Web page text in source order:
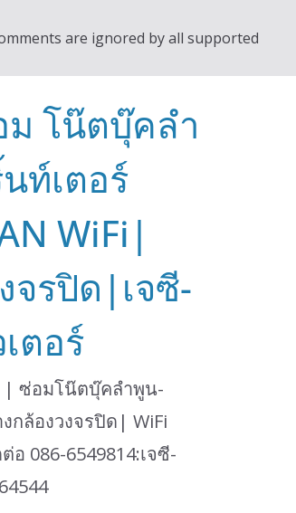
are ignored by all supported
โน๊ตบุ๊คลำ
ท์เตอร์
WiFi|
จรปิด|เจซี-
ตอร์
| ซ่อมโน๊ตบุ๊คลำพูน-
กล้องวงจรปิด| WiFi
086-6549814:เจซี-